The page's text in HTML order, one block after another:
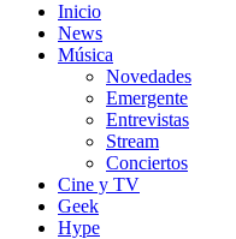
Inicio
News
Música
Novedades
Emergente
Entrevistas
Stream
Conciertos
Cine y TV
Geek
Hype